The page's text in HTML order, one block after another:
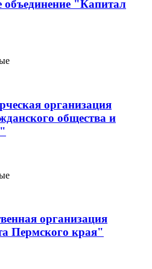
объединение "Капитал
организация
общества и
организация
Пермского края"